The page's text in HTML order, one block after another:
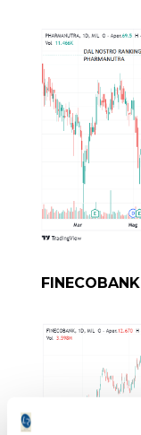
FINECOBANK